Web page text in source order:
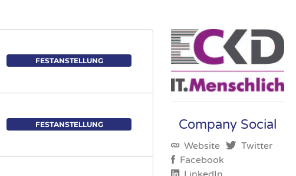
FESTANSTELLUNG
FESTANSTELLUNG Company Social
Website
Twitter
Facebook